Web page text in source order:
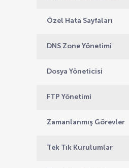
Özel Hata Sayfaları
DNS Zone Yönetimi
Dosya Yöneticisi
FTP Yönetimi
Zamanlanmış Görevler
Tek Tık Kurulumlar